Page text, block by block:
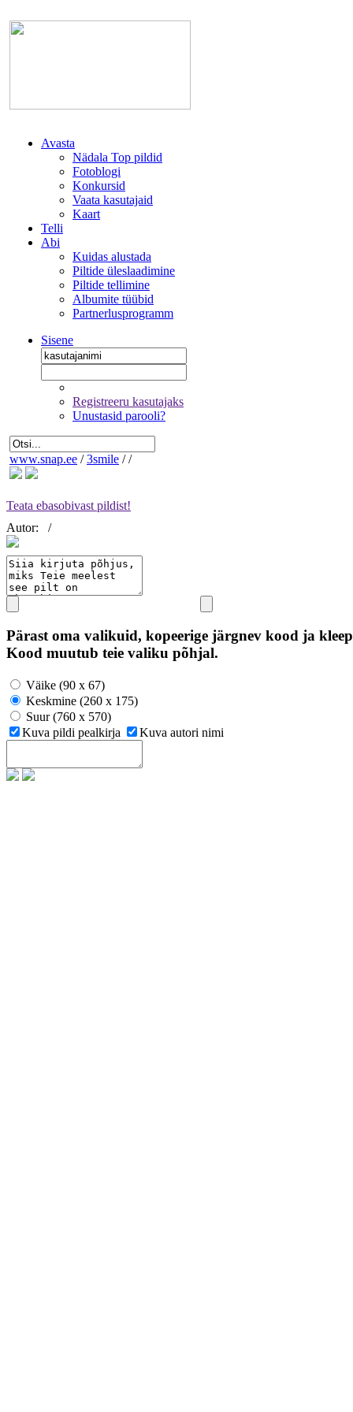
Avasta
Nädala Top pildid
Fotoblogi
Konkursid
Vaata kasutajaid
Kaart
Telli
Abi
Kuidas alustada
Piltide üleslaadimine
Piltide tellimine
Albumite tüübid
Partnerlusprogramm
Sisene
Registreeru kasutajaks
Unustasid parooli?
www.snap.ee / 3smile / /
Teata ebasobivast pildist!
Autor:
/
Pärast oma valikuid, kopeerige järgnev kood ja
Kood muutub teie valiku põhjal.
Väike (90 x 67)
Keskmine (260 x 175)
Suur (760 x 570)
Kuva pildi pealkirja
Kuva autori nimi